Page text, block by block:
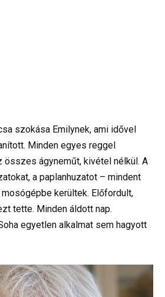
szokása Emilynek, ami idővel
Minden egyes reggel
összes ágyneműt, kivétel nélkül. A
a paplanhuzatot – mindent
kerültek. Előfordult,
tette. Minden áldott nap.
egyetlen alkalmat sem hagyott